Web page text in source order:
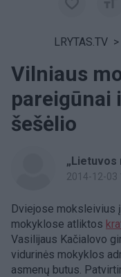
LRYTAS.TV >
Vilniaus
pareigūnai
šešėlio
„Lietuvos
2014-12-03
Dviejose moksleivius
mokyklose atliktos
Vasilijaus Kačialovo
vidurinės mokyklos
asmenų butus.